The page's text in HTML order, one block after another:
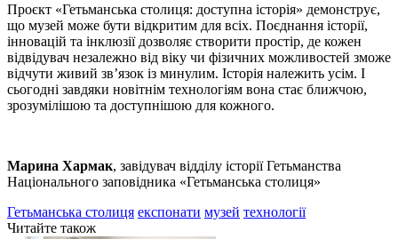
Проєкт «Гетьманська столиця: доступна історія» демонструє,
що музей може бути відкритим для всіх. Поєднання історії,
інновацій та інклюзії дозволяє створити простір, де кожен
відвідувач незалежно від віку чи фізичних можливостей зможе
відчути живий зв’язок із минулим. Історія належить усім. І
сьогодні завдяки новітнім технологіям вона стає ближчою,
зрозумілішою та доступнішою для кожного.
Марина Хармак, завідувач відділу історії Гетьманства
Національного заповідника «Гетьманська столиця»
Гетьманська столиця експонати музей технології
Читайте також